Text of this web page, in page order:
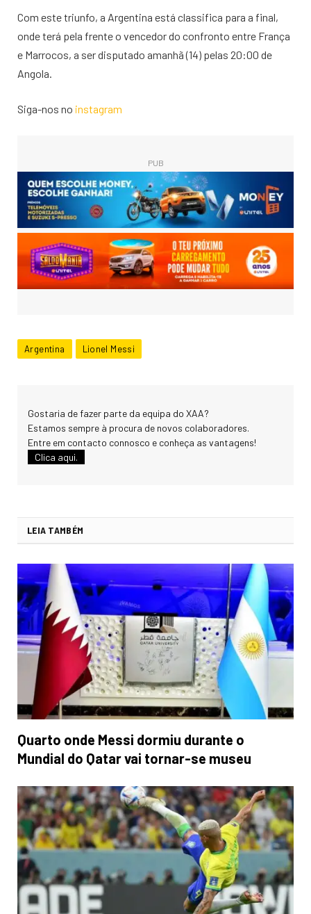
Com este triunfo, a Argentina está classifica para a final,
onde terá pela frente o vencedor do confronto entre França
e Marrocos, a ser disputado amanhã (14) pelas 20:00 de
Angola.
Siga-nos no instagram
PUB
Argentina Lionel Messi
Gostaria de fazer parte da equipa do XAA?
Estamos sempre à procura de novos colaboradores.
Entre em contacto connosco e conheça as vantagens!
Clica aqui.
LEIA TAMBÉM
Quarto onde Messi dormiu durante o
Mundial do Qatar vai tornar-se museu